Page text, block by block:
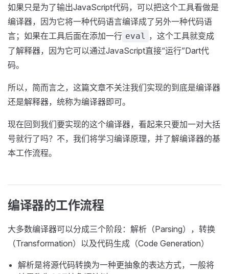
如果只是为了输出JavaScript代码，可以把这个工具看做是
编译器，因为它将一种代码语言编译成了另外一种代码语
言；如果在工具后面在添加一行 eval ，这个工具就变成
了解释器，因为它可以通过JavaScript直接“运行”Dart代
码。
所以，简而言之，这篇文章不关注我们实现的到底是编译器
还是解释器，统称为编译器即可。
现在回到我们要实现的这个编译器，看起来只要加一对大括
号就行了吗？不，我们将学习编译原理，并了解编译器的基
本工作流程。
编译器的工作流程
大多数编译器可以分成三个阶段：解析（Parsing），转换
（Transformation）以及代码生成（Code Generation）
解析是将源代码转换为一种更抽象的表达方式，一般将